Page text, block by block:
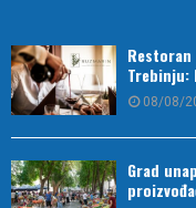
Trebinju:
08/08/
Grad